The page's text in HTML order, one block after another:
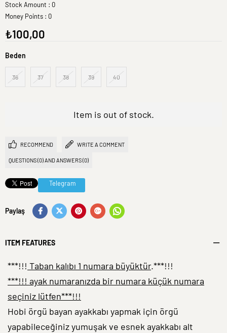
Stock Amount : 0
Money Points : 0
₺100,00
Beden
36 37 38 39 40
Item is out of stock.
RECOMMEND WRITE A COMMENT
QUESTIONS (0) AND ANSWERS (0)
Telegram
Paylaş
ITEM FEATURES
***!!! Taban kalıbı 1 numara büyüktür.***!!!
***!!! ayak numaranızda bir numara küçük numara
seçiniz lütfen***!!!
Hobi örgü bayan ayakkabı yapmak için örgü
yapabileceğiniz yumuşak ve esnek ayakkabı alt